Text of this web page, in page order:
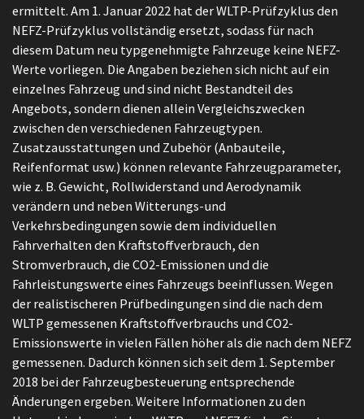
ermittelt. Am 1. Januar 2022 hat der WLTP-Prüfzyklus den
NEFZ-Prüfzyklus vollständig ersetzt, sodass für nach
diesem Datum neu typgenehmigte Fahrzeuge keine NEFZ-
Werte vorliegen. Die Angaben beziehen sich nicht auf ein
einzelnes Fahrzeug und sind nicht Bestandteil des
Angebots, sondern dienen allein Vergleichszwecken
zwischen den verschiedenen Fahrzeugtypen.
Zusatzausstattungen und Zubehör (Anbauteile,
Reifenformat usw.) können relevante Fahrzeugparameter,
wie z. B. Gewicht, Rollwiderstand und Aerodynamik
verändern und neben Witterungs-und
Verkehrsbedingungen sowie dem individuellen
Fahrverhalten den Kraftstoffverbrauch, den
Stromverbrauch, die CO2-Emissionen und die
Fahrleistungswerte eines Fahrzeugs beeinflussen. Wegen
der realistischeren Prüfbedingungen sind die nach dem
WLTP gemessenen Kraftstoffverbrauchs und CO2-
Emissionswerte in vielen Fällen höher als die nach dem NEFZ
gemessenen. Dadurch können sich seit dem 1. September
2018 bei der Fahrzeugbesteuerung entsprechende
Änderungen ergeben. Weitere Informationen zu den